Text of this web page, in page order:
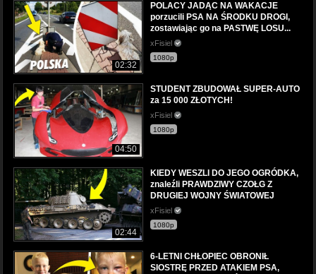
02:32
POLACY JADĄC NA WAKACJE
porzucili PSA NA ŚRODKU DROGI,
zostawiając go na PASTWĘ LOSU...
xFisiel
1080p
04:50
STUDENT ZBUDOWAŁ SUPER-AUTO
za 15 000 ZŁOTYCH!
xFisiel
1080p
02:44
KIEDY WESZLI DO JEGO OGRÓDKA,
znaleźli PRAWDZIWY CZOŁG Z
DRUGIEJ WOJNY ŚWIATOWEJ
xFisiel
1080p
6-LETNI CHŁOPIEC OBRONIŁ
SIOSTRĘ PRZED ATAKIEM PSA,